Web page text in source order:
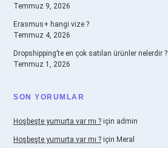
Temmuz 9, 2026
Erasmus+ hangi vize ?
Temmuz 4, 2026
Dropshipping’te en çok satılan ürünler nelerdir ?
Temmuz 1, 2026
SON YORUMLAR
Hoşbeşte yumurta var mı ? için admin
Hoşbeşte yumurta var mı ? için Meral